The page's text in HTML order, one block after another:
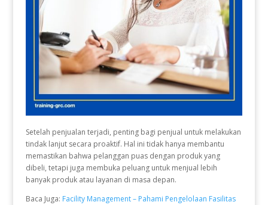
Setelah penjualan terjadi, penting bagi penjual untuk melakukan
tindak lanjut secara proaktif. Hal ini tidak hanya membantu
memastikan bahwa pelanggan puas dengan produk yang
dibeli, tetapi juga membuka peluang untuk menjual lebih
banyak produk atau layanan di masa depan.
Baca Juga: Facility Management – Pahami Pengelolaan Fasilitas